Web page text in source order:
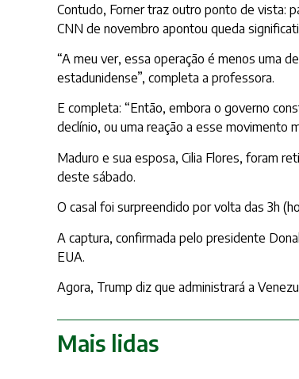
Contudo, Forner traz outro ponto de vista:
CNN de novembro apontou queda
“A meu ver, essa operação é menos uma
estadunidense”, completa a professora.
E completa: “Então, embora o governo
declínio, ou uma reação a esse movimento
Maduro e sua esposa, Cilia Flores, foram
deste sábado.
O casal foi surpreendido por volta das 3h
A captura, confirmada pelo presidente
EUA.
Agora, Trump diz que administrará a
Mais lidas